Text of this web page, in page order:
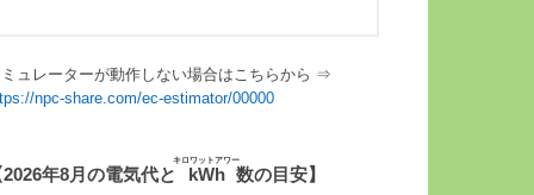
ュレーターが動作しない場合はこちらから ⇒
npc-share.com/ec-estimator/00000
2026年8月の電気代と kWh
キロワットアワー
数の目安】